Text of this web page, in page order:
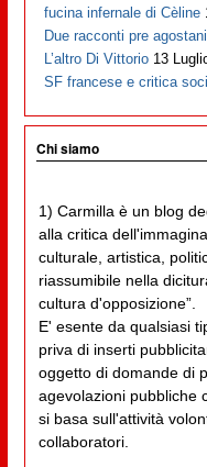
fucina infernale di Cèline
Due racconti pre agostani
L’altro Di Vittorio 13
SF francese e critica
Chi siamo
1) Carmilla è un blog
alla critica
culturale, artistica,
riassumibile nella
cultura d'opposizione”.
E' esente da qualsiasi
priva di inserti
oggetto di domande di
agevolazioni pubbliche
si basa sull'attività
collaboratori.